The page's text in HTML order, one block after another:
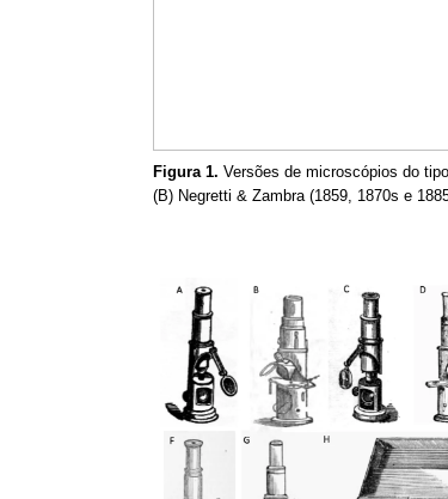
Figura 1. Versões de microscópios do
(B) Negretti & Zambra (1859, 1870s e